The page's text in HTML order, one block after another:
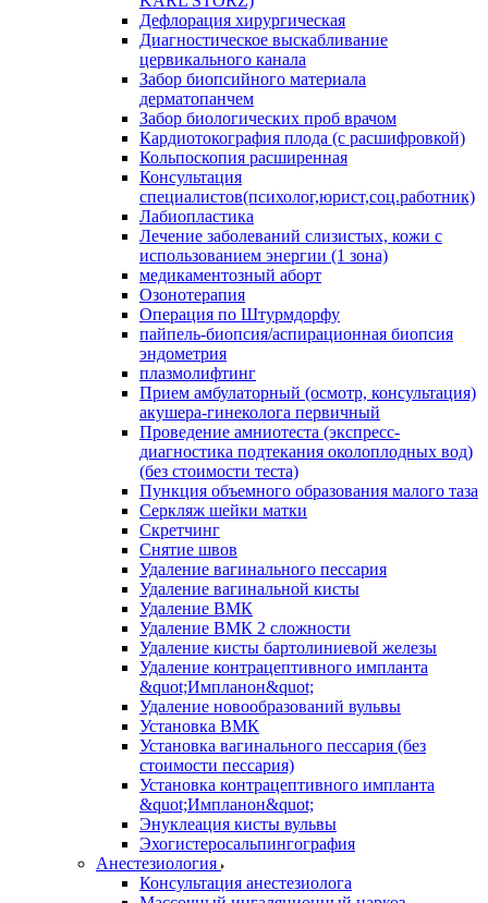
Дефлорация хирургическая
Диагностическое выскабливание
цервикального канала
Забор биопсийного материала
дерматопанчем
Забор биологических проб врачом
Кардиотокография плода (с расшифровкой)
Кольпоскопия расширенная
Консультация
специалистов(психолог,юрист,соц.работник)
Лабиопластика
Лечение заболеваний слизистых, кожи с
использованием энергии (1 зона)
медикаментозный аборт
Озонотерапия
Операция по Штурмдорфу
пайпель-биопсия/аспирационная биопсия
эндометрия
плазмолифтинг
Прием амбулаторный (осмотр, консультация)
акушера-гинеколога первичный
Проведение амниотеста (экспресс-
диагностика подтекания околоплодных вод)
(без стоимости теста)
Пункция объемного образования малого таза
Серкляж шейки матки
Скретчинг
Снятие швов
Удаление вагинального пессария
Удаление вагинальной кисты
Удаление ВМК
Удаление ВМК 2 сложности
Удаление кисты бартолиниевой железы
Удаление контрацептивного импланта
&quot;Импланон&quot;
Удаление новообразований вульвы
Установка ВМК
Установка вагинального пессария (без
стоимости пессария)
Установка контрацептивного импланта
&quot;Импланон&quot;
Энуклеация кисты вульвы
Эхогистеросальпингография
Анестезиология
Консультация анестезиолога